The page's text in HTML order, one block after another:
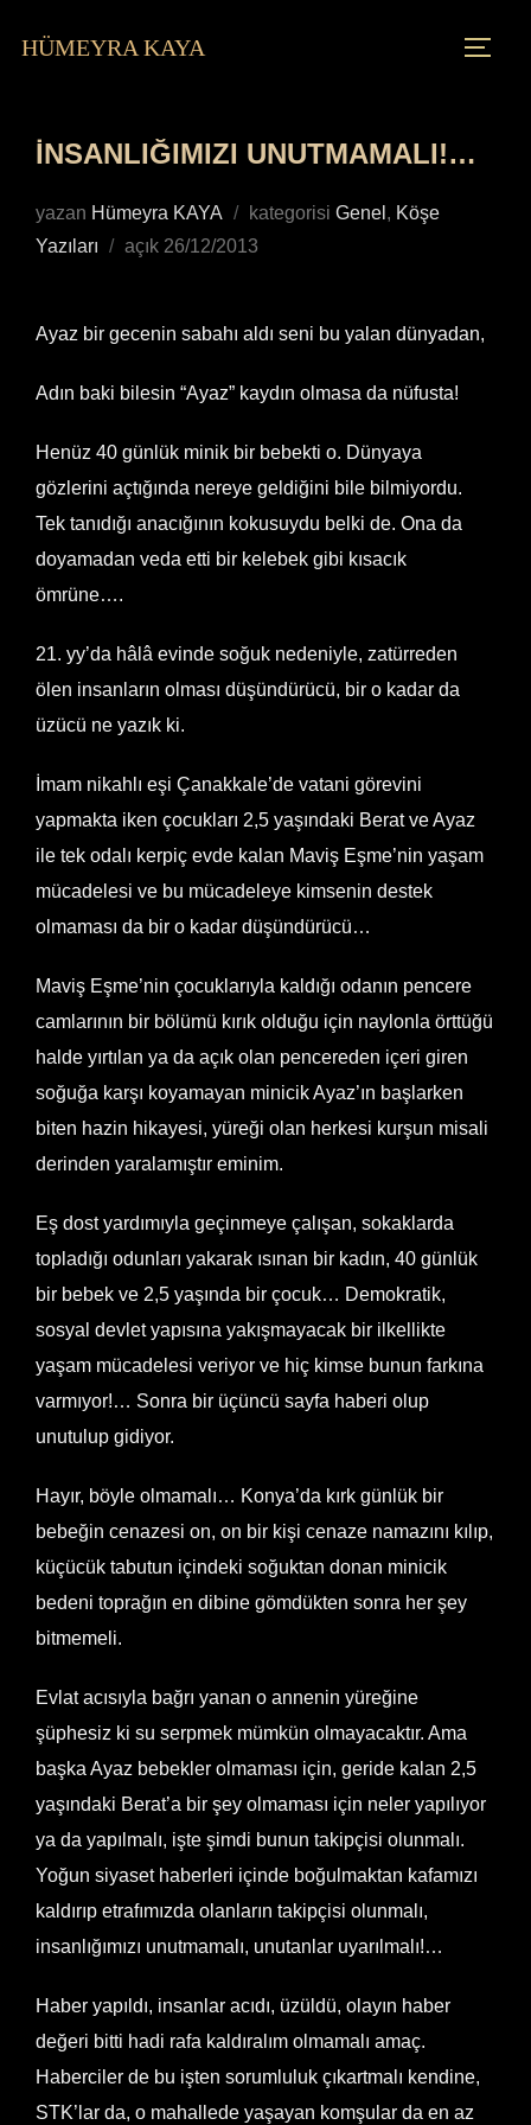
HÜMEYRA KAYA
İNSANLIĞIMIZI UNUTMAMALI!…
yazan Hümeyra KAYA kategorisi Genel , Köşe
Yazıları
açık 26/12/2013
Ayaz bir gecenin sabahı aldı seni bu yalan dünyadan,
Adın baki bilesin “Ayaz” kaydın olmasa da nüfusta!
Henüz 40 günlük minik bir bebekti o. Dünyaya
gözlerini açtığında nereye geldiğini bile bilmiyordu.
Tek tanıdığı anacığının kokusuydu belki de. Ona da
doyamadan veda etti bir kelebek gibi kısacık
ömrüne….
21. yy’da hâlâ evinde soğuk nedeniyle, zatürreden
ölen insanların olması düşündürücü, bir o kadar da
üzücü ne yazık ki.
İmam nikahlı eşi Çanakkale’de vatani görevini
yapmakta iken çocukları 2,5 yaşındaki Berat ve Ayaz
ile tek odalı kerpiç evde kalan Maviş Eşme’nin yaşam
mücadelesi ve bu mücadeleye kimsenin destek
olmaması da bir o kadar düşündürücü…
Maviş Eşme’nin çocuklarıyla kaldığı odanın pencere
camlarının bir bölümü kırık olduğu için naylonla örttüğü
halde yırtılan ya da açık olan pencereden içeri giren
soğuğa karşı koyamayan minicik Ayaz’ın başlarken
biten hazin hikayesi, yüreği olan herkesi kurşun misali
derinden yaralamıştır eminim.
Eş dost yardımıyla geçinmeye çalışan, sokaklarda
topladığı odunları yakarak ısınan bir kadın, 40 günlük
bir bebek ve 2,5 yaşında bir çocuk… Demokratik,
sosyal devlet yapısına yakışmayacak bir ilkellikte
yaşam mücadelesi veriyor ve hiç kimse bunun farkına
varmıyor!… Sonra bir üçüncü sayfa haberi olup
unutulup gidiyor.
Hayır, böyle olmamalı… Konya’da kırk günlük bir
bebeğin cenazesi on, on bir kişi cenaze namazını kılıp,
küçücük tabutun içindeki soğuktan donan minicik
bedeni toprağın en dibine gömdükten sonra her şey
bitmemeli.
Evlat acısıyla bağrı yanan o annenin yüreğine
şüphesiz ki su serpmek mümkün olmayacaktır. Ama
başka Ayaz bebekler olmaması için, geride kalan 2,5
yaşındaki Berat’a bir şey olmaması için neler yapılıyor
ya da yapılmalı, işte şimdi bunun takipçisi olunmalı.
Yoğun siyaset haberleri içinde boğulmaktan kafamızı
kaldırıp etrafımızda olanların takipçisi olunmalı,
insanlığımızı unutmamalı, unutanlar uyarılmalı!…
Haber yapıldı, insanlar acıdı, üzüldü, olayın haber
değeri bitti hadi rafa kaldıralım olmamalı amaç.
Haberciler de bu işten sorumluluk çıkartmalı kendine,
STK’lar da, o mahallede yaşayan komşular da en az